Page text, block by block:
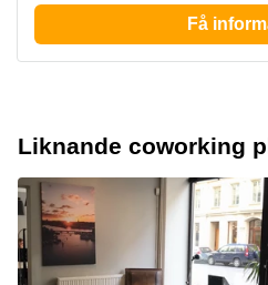
Få
Liknande coworking